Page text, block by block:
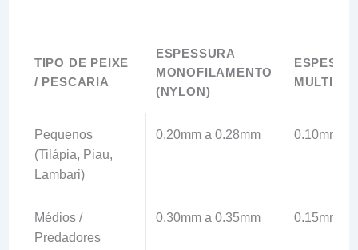
TIPO DE PEIXE
/ PESCARIA
ESPESSURA
MONOFILAMENTO
(NYLON)
Pequenos
(Tilápia, Piau,
Lambari)
0.20mm a 0.28mm 0.10mm a
Médios /
Predadores
0.30mm a 0.35mm 0.15mm a